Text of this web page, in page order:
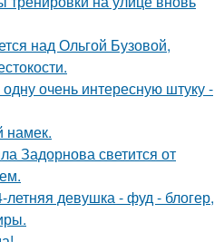
над Ольгой Бузовой,
очень интересную штуку -
намек.
Задорнова светится от
летняя девушка - фуд - блогер,